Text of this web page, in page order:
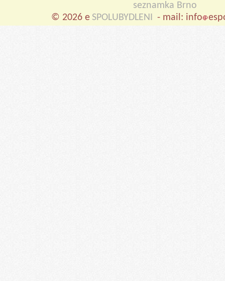
seznamka Brno
© 2026 e SPOLUBYDLENI - mail: info